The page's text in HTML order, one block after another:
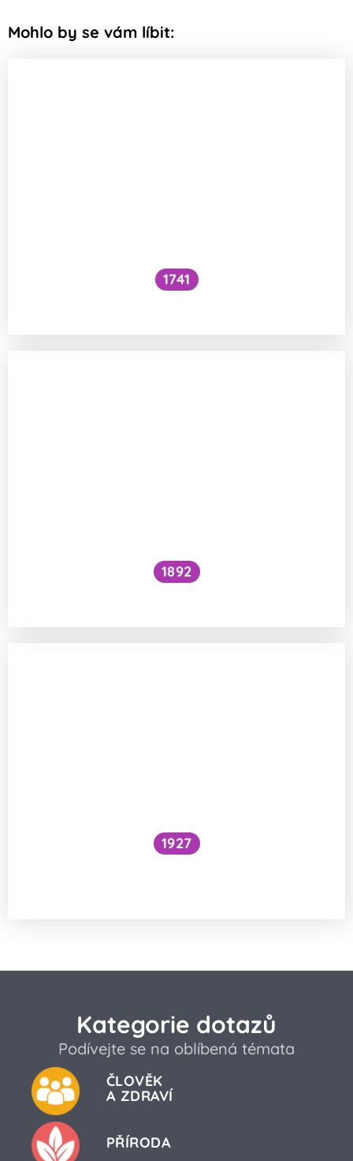
Mohlo by se vám líbit:
1741
1892
1927
Kategorie dotazů
Podívejte se na oblíbená témata
ČLOVĚK
A ZDRAVÍ
PŘÍRODA